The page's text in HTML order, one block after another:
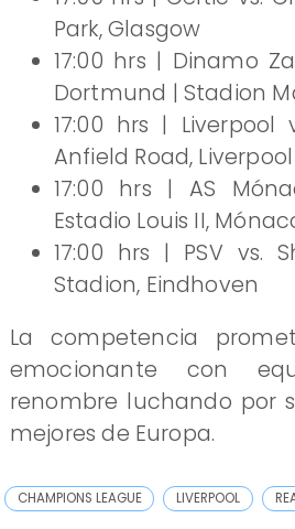
Park, Glasgow
17:00 hrs | Dinamo
Dortmund | Stadion
17:00 hrs | Liverpool
Anfield Road, Liverpool
17:00 hrs | AS
Estadio Louis II,
17:00 hrs | PSV vs.
Stadion, Eindhoven
La competencia
emocionante con
renombre luchando por
mejores de Europa.
CHAMPIONS LEAGUE LIVERPOOL